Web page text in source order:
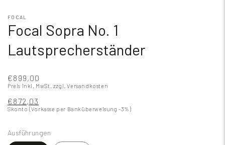
FOCAL
Focal Sopra No. 1
Lautsprecherständer
€899,00
Preis inkl. MwSt. zzgl. Versandkosten
€872,03
Skonto (Vorkasse per Banküberweisung -3%)
Ausführungen